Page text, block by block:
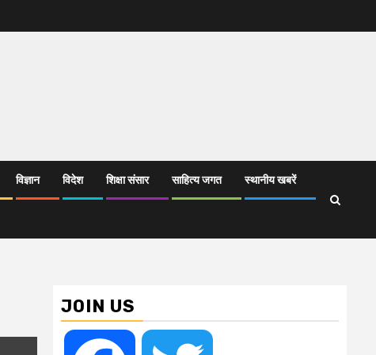
विज्ञान विदेश शिक्षा संसार साहित्य जगत स्थानीय खबरें
JOIN US